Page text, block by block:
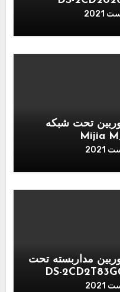
تحت شبکه
مداربسته تحت